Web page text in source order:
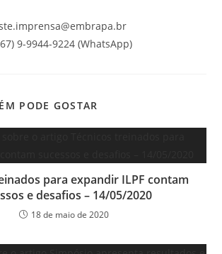
9-9944-9224 (WhatsApp)
PODE GOSTAR
para expandir ILPF contam
e desafios – 14/05/2020
18 de maio de 2020